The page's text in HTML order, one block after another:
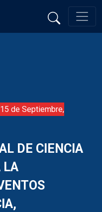
de Septiembre,
DE CIENCIA
LA